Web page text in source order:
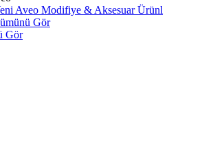
Aveo Modifiye & Aksesuar Ürünl
Gör
Gör